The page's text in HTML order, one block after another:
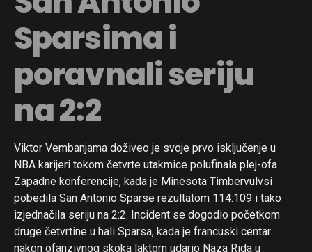
Sparsima i
poravnali seriju
na 2:2
Viktor Vembanjama doživeo je svoje prvo isključenje u
NBA karijeri tokom četvrte utakmice polufinala plej-ofa
Zapadne konferencije, kada je Minesota Timbervulvsi
pobedila San Antonio Sparse rezultatom 114:109 i tako
izjednačila seriju na 2:2. Incident se dogodio početkom
druge četvrtine u hali Sparsa, kada je francuski centar
nakon ofanzivnog skoka laktom udario Naza Rida u